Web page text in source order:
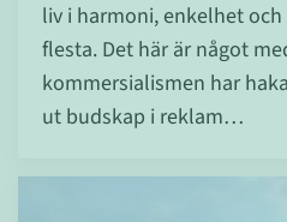
liv i harmoni, enkelhet
flesta. Det här är något
kommersialismen har
ut budskap i reklam…